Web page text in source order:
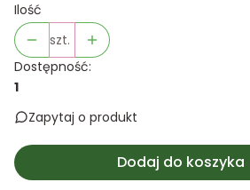
Ilość
szt.
Dostępność:
1
Zapytaj o produkt
Dodaj do koszyka